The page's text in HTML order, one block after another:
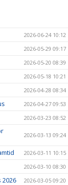
2026-06-24 10:12
2026-05-29 09:17
2026-05-20 08:39
2026-05-18 10:21
2026-04-28 08:34
2026-04-27 09:53
2026-03-23 08:52
2026-03-13 09:24
2026-03-11 10:15
2026-03-10 08:30
2026-03-05 09:20